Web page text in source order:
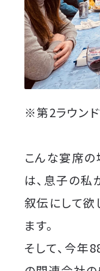
※第2ラウン
こんな宴席
は、息子の私
叙伝にして欲
ます。
そして、今年